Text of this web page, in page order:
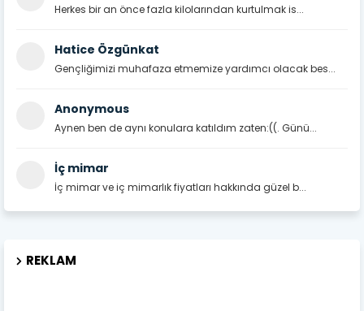
Herkes bir an önce fazla kilolarından kurtulmak is...
Hatice Özgünkat
Gençliğimizi muhafaza etmemize yardımcı olacak bes...
Anonymous
Aynen ben de aynı konulara katıldım zaten:((. Günü...
İç mimar
İç mimar ve iç mimarlık fiyatları hakkında güzel b...
REKLAM